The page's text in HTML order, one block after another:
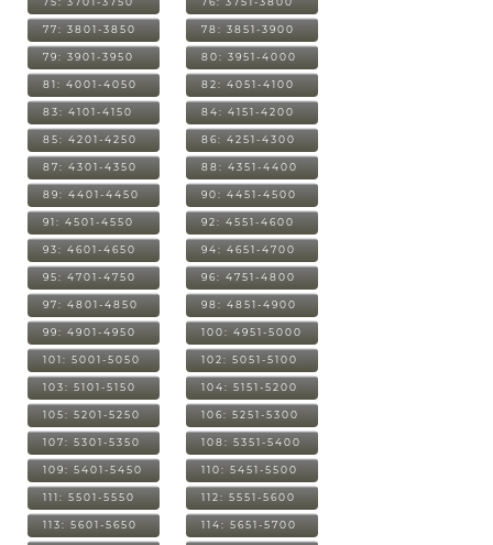
77: 3801-3850 78: 3851-3900
79: 3901-3950 80: 3951-4000
81: 4001-4050 82: 4051-4100
83: 4101-4150 84: 4151-4200
85: 4201-4250 86: 4251-4300
87: 4301-4350 88: 4351-4400
89: 4401-4450 90: 4451-4500
91: 4501-4550 92: 4551-4600
93: 4601-4650 94: 4651-4700
95: 4701-4750 96: 4751-4800
97: 4801-4850 98: 4851-4900
99: 4901-4950 100: 4951-5000
101: 5001-5050 102: 5051-5100
103: 5101-5150 104: 5151-5200
105: 5201-5250 106: 5251-5300
107: 5301-5350 108: 5351-5400
109: 5401-5450 110: 5451-5500
111: 5501-5550 112: 5551-5600
113: 5601-5650 114: 5651-5700